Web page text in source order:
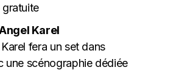
Karel
fera un set dans
une scénographie dédiée